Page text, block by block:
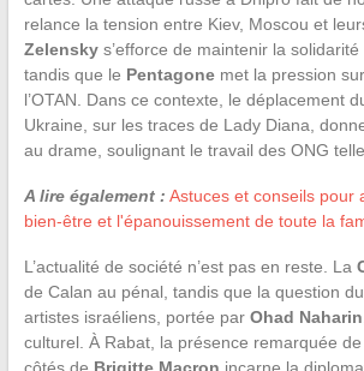
relance la tension entre Kiev, Moscou et
Zelenskys’efforce de maintenir la solidarité
tandis que le Pentagonemet la pression
l’OTAN. Dans ce contexte, le déplacement
Ukraine, sur les traces de Lady Diana,
au drame, soulignant le travail des ONG
A lire également : Astuces et conseils pour
bien-être et l'épanouissement de toute la
L’actualité de société n’est pas en reste. La
de Calan au pénal, tandis que la question
artistes israéliens, portée par Ohad Naharin
culturel. À Rabat, la présence remarquée de